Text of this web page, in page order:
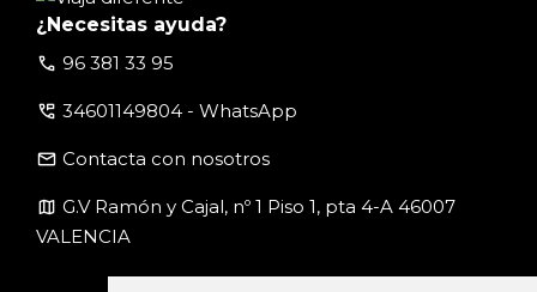
¿Necesitas ayuda?
call 96 381 33 95
perm_phone_msg 34601149804 - WhatsApp
email Contacta con nosotros
map G.V Ramón y Cajal, nº 1 Piso 1, pta 4-A 46007
VALENCIA